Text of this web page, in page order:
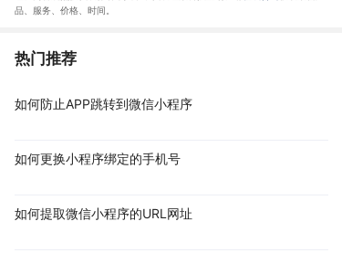
品、服务、价格、时间
热门推荐
如何防止APP跳转到微信小程序
如何更换小程序绑定的手机号
如何提取微信小程序的URL网址